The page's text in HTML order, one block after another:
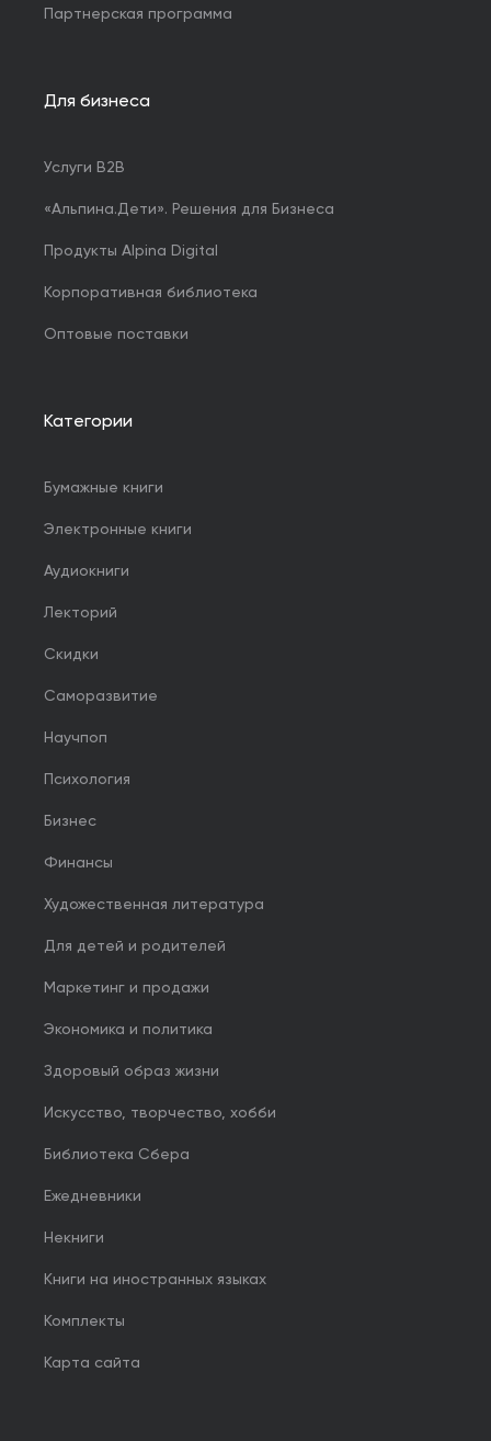
Партнерская программа
Для бизнеса
Услуги B2B
«Альпина.Дети». Решения для Бизнеса
Продукты Alpina Digital
Корпоративная библиотека
Оптовые поставки
Категории
Бумажные книги
Электронные книги
Аудиокниги
Лекторий
Скидки
Саморазвитие
Научпоп
Психология
Бизнес
Финансы
Художественная литература
Для детей и родителей
Маркетинг и продажи
Экономика и политика
Здоровый образ жизни
Искусство, творчество, хобби
Библиотека Сбера
Ежедневники
Некниги
Книги на иностранных языках
Комплекты
Карта сайта